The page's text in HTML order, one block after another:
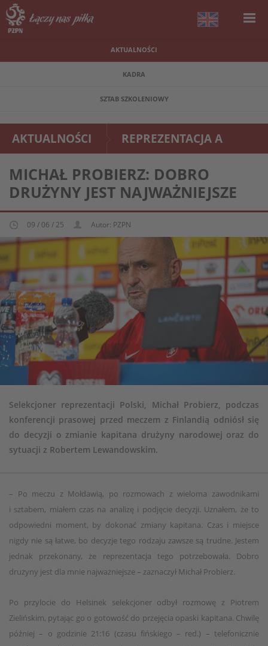
AKTUALNOŚCI
KADRA
SZTAB SZKOLENIOWY
AKTUALNOŚCI REPREZENTACJA A
MICHAŁ PROBIERZ: DOBRO
DRUŻYNY JEST NAJWAŻNIEJSZE
09 / 06 / 25 Autor: PZPN
Selekcjoner reprezentacji Polski, Michał Probierz, podczas
konferencji prasowej przed meczem z Finlandią odniósł się
do decyzji o zmianie kapitana drużyny narodowej oraz do
sytuacji z Robertem Lewandowskim.
– Po meczu z Mołdawią, po rozmowach z wieloma zawodnikami
i sztabem, miałem czas na analizę i podjęcie decyzji. Uznałem, że to
odpowiedni moment, by dokonać zmiany kapitana. Czas i miejsce
nigdy nie są łatwe, bo decyzje tego rodzaju zawsze są trudne. Jestem
jednak przekonany, że reprezentacja tego potrzebowała. Dobro
drużyny jest dla mnie najważniejsze – zaznaczył Michał Probierz.
Po przylocie do Helsinek selekcjoner odbył rozmowę z Piotrem
Zielińskim, pytając go o gotowość do przejęcia opaski kapitana. Chwilę
później – o godzinie 21:16 (czasu fińskiego – red.) – telefonicznie